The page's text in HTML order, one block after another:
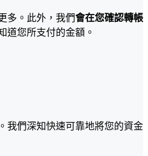
多。此外，我們會在您確認轉帳
道您所支付的金額。
。我們深知快速可靠地將您的資金